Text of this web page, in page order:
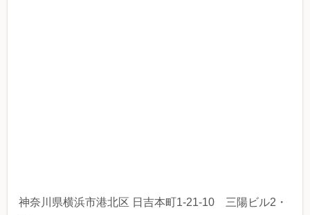
神奈川県横浜市港北区 日吉本町1-21-10 三陽ビル2・